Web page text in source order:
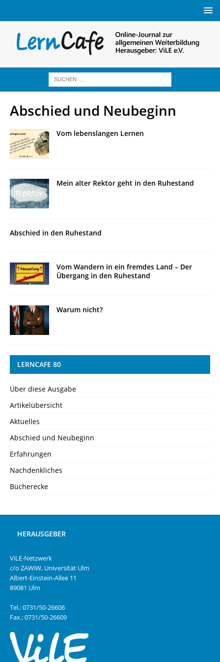
Abschied und Neubeginn
Vom lebenslangen Lernen
Mein alter Rektor geht in den Ruhestand
Abschied in den Ruhestand
Vom Wandern in ein fremdes Land – Der
Übergang in den Ruhestand
Warum nicht?
LERNCAFE 80
Über diese Ausgabe
Artikelübersicht
Aktuelles
Abschied und Neubeginn
Erfahrungen
Nachdenkliches
Bücherecke
HERAUSGEBER
ViLE-Netzwerk
c/o ZAWiW, Universität Ulm
Albert-Einstein-Allee 11
89081 Ulm
Tel.: 0731/50-26606
Fax.: 0731/50-26609